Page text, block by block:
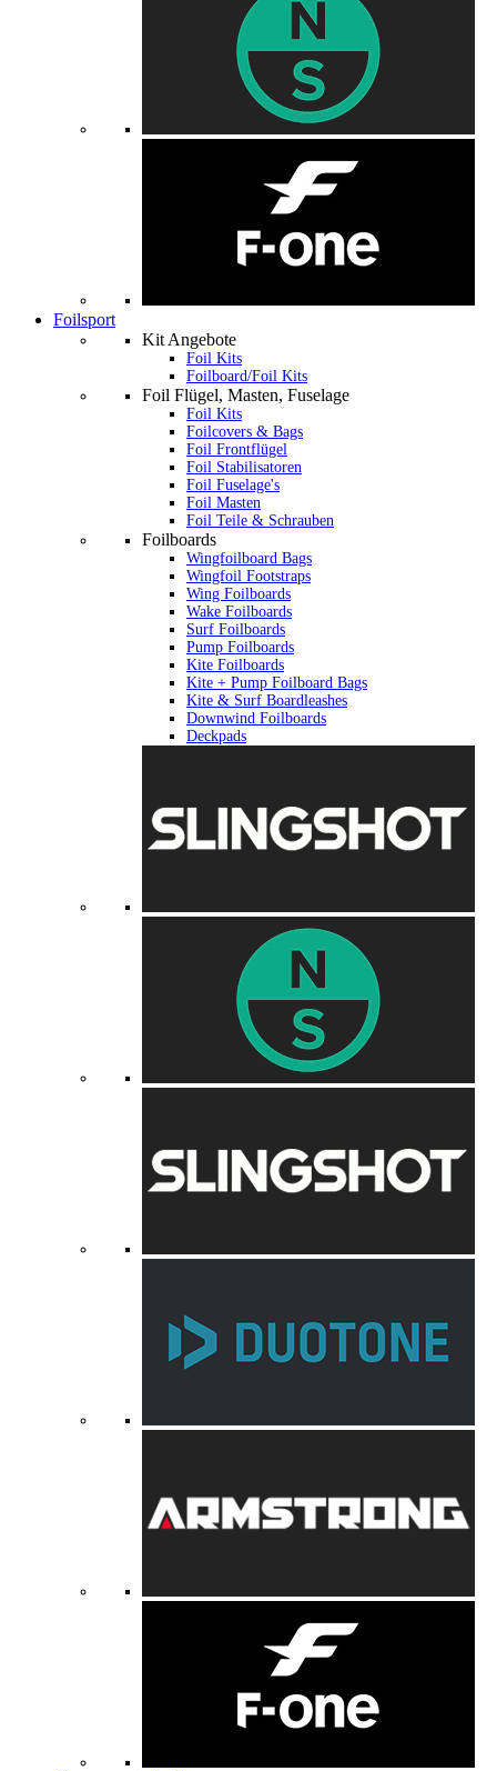
Foilsport
Kit Angebote
Foil Kits
Foilboard/Foil Kits
Foil Flügel, Masten, Fuselage
Foil Kits
Foilcovers & Bags
Foil Frontflügel
Foil Stabilisatoren
Foil Fuselage's
Foil Masten
Foil Teile & Schrauben
Foilboards
Wingfoilboard Bags
Wingfoil Footstraps
Wing Foilboards
Wake Foilboards
Surf Foilboards
Pump Foilboards
Kite Foilboards
Kite + Pump Foilboard Bags
Kite & Surf Boardleashes
Downwind Foilboards
Deckpads